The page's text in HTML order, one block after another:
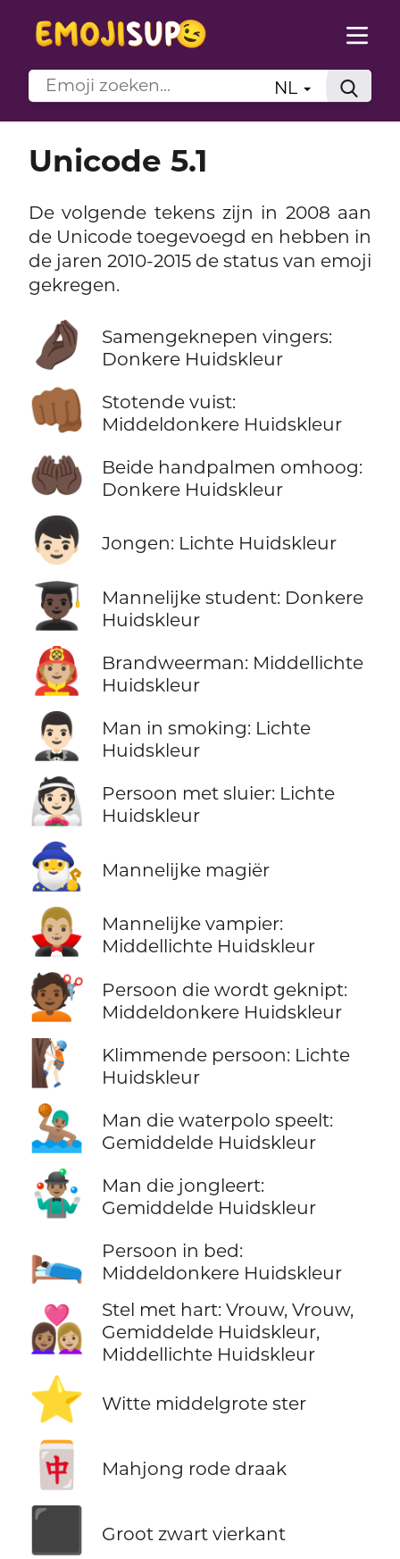
NL
Unicode 5.1
De volgende tekens zijn in 2008 aan
de Unicode toegevoegd en hebben in
de jaren 2010-2015 de status van emoji
gekregen.
🤌🏿
Samengeknepen vingers:
Donkere Huidskleur
👊🏾
Stotende vuist:
Middeldonkere Huidskleur
🤲🏿
Beide handpalmen omhoog:
Donkere Huidskleur
👦🏻 Jongen: Lichte Huidskleur
👨🏿‍🎓
Mannelijke student: Donkere
Huidskleur
🧑🏼‍🚒
Brandweerman: Middellichte
Huidskleur
🤵🏻‍♂️
Man in smoking: Lichte
Huidskleur
👰🏻
Persoon met sluier: Lichte
Huidskleur
🧙‍♂️ Mannelijke magiër
🧛🏼‍♂️
Mannelijke vampier:
Middellichte Huidskleur
💇🏾
Persoon die wordt geknipt:
Middeldonkere Huidskleur
🧗🏻
Klimmende persoon: Lichte
Huidskleur
🤽🏽‍♂️
Man die waterpolo speelt:
Gemiddelde Huidskleur
🤹🏽‍♂️
Man die jongleert:
Gemiddelde Huidskleur
🛌🏾
Persoon in bed:
Middeldonkere Huidskleur
👩🏽‍❤️‍👩🏼
Stel met hart: Vrouw, Vrouw,
Gemiddelde Huidskleur,
Middellichte Huidskleur
⭐ Witte middelgrote ster
🀄 Mahjong rode draak
⬛ Groot zwart vierkant